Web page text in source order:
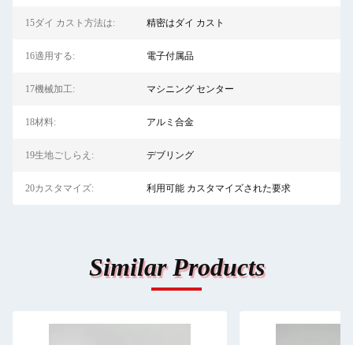
15ダイ カスト方法は: 精密はダイ カスト
16適用する: 電子付属品
17機械加工: マシニング センター
18材料: アルミ合金
19生地ごしらえ: デブリング
20カスタマイズ: 利用可能 カスタマイズされた要求
Similar Products